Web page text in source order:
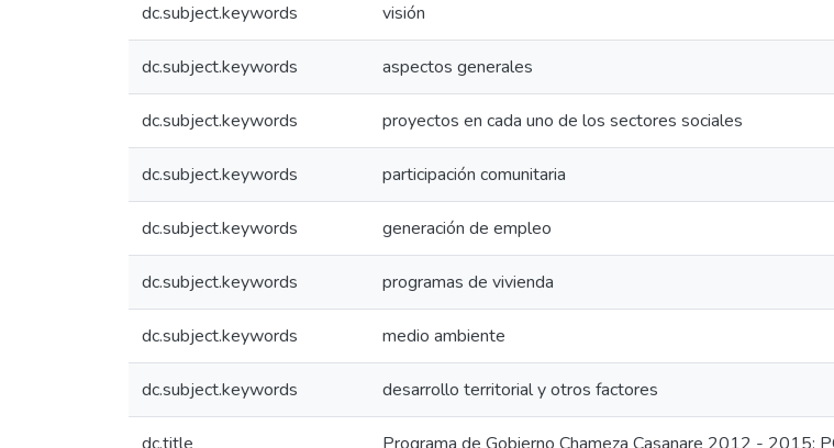
dc.subject.keywords visión
dc.subject.keywords aspectos generales
dc.subject.keywords proyectos en cada uno de los sectores sociales
dc.subject.keywords participación comunitaria
dc.subject.keywords generación de empleo
dc.subject.keywords programas de vivienda
dc.subject.keywords medio ambiente
dc.subject.keywords desarrollo territorial y otros factores